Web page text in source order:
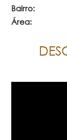
Bairro:
Área: